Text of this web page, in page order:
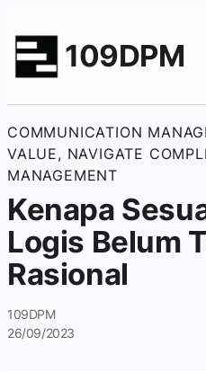
109DPM
COMMUNICATION
VALUE, NAVIGATE
MANAGEMENT
Kenapa
Logis Belum
Rasional
109DPM
26/09/2023